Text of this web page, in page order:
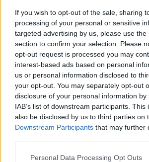
If you wish to opt-out of the sale, sharing
processing of your personal or sensitive
targeted advertising by us, please use the
section to confirm your selection. Please
opt-out request is processed you may
interest-based ads based on personal
us or personal information disclosed to
your opt-out. You may separately opt-out
disclosure of your personal information
IAB’s list of downstream participants.
also be disclosed by us to third parties on
Downstream Participants that may further
Personal Data Processing Opt Outs
Pasaulis
Visi įrašai
Žiūrimiausi įrašai